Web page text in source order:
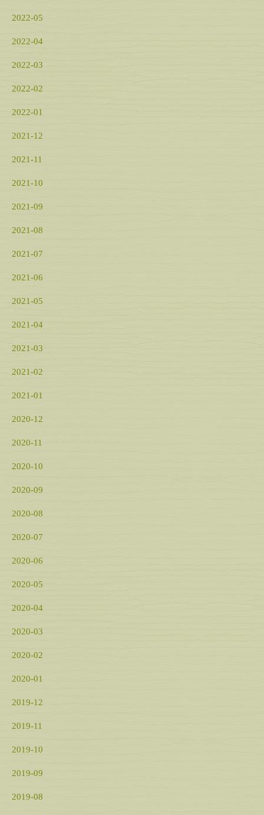
2022-05
2022-04
2022-03
2022-02
2022-01
2021-12
2021-11
2021-10
2021-09
2021-08
2021-07
2021-06
2021-05
2021-04
2021-03
2021-02
2021-01
2020-12
2020-11
2020-10
2020-09
2020-08
2020-07
2020-06
2020-05
2020-04
2020-03
2020-02
2020-01
2019-12
2019-11
2019-10
2019-09
2019-08